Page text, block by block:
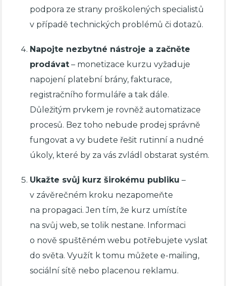
podpora ze strany proškolených specialistů
v případě technických problémů či dotazů.
Napojte nezbytné nástroje a začněte
prodávat – monetizace kurzu vyžaduje
napojení platební brány, fakturace,
registračního formuláře a tak dále.
Důležitým prvkem je rovněž automatizace
procesů. Bez toho nebude prodej správně
fungovat a vy budete řešit rutinní a nudné
úkoly, které by za vás zvládl obstarat systém.
Ukažte svůj kurz širokému publiku –
v závěrečném kroku nezapomeňte
na propagaci. Jen tím, že kurz umístíte
na svůj web, se tolik nestane. Informaci
o nově spuštěném webu potřebujete vyslat
do světa. Využít k tomu můžete e-mailing,
sociální sítě nebo placenou reklamu.